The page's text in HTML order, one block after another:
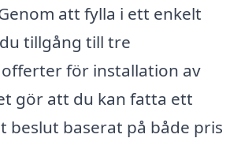
att fylla i ett enkelt
tillgång till tre
för installation av
gör att du kan fatta ett
beslut baserat på både pris